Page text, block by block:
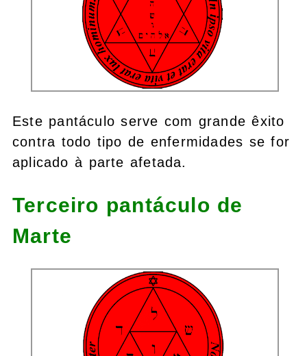
Este pantáculo serve com grande êxito
contra todo tipo de enfermidades se for
aplicado à parte afetada.
Terceiro pantáculo de
Marte